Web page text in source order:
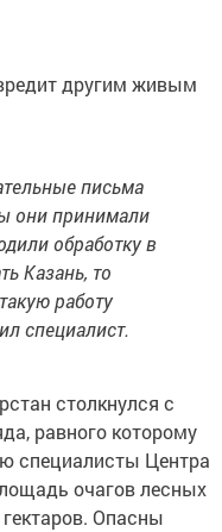
другим живым
письма
они принимали
обработку в
Казань, то
работу
специалист.
столкнулся с
равного которому
специалисты Центра
очагов лесных
Опасны